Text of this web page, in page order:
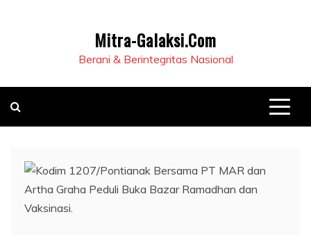
Mitra-Galaksi.Com
Berani & Berintegritas Nasional